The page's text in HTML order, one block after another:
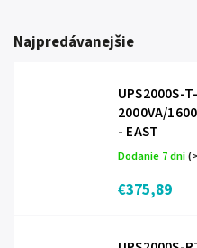
Najpredávanejšie
UPS2000S-
2000VA/
- EAST
Dodanie 7 dní
€375,89